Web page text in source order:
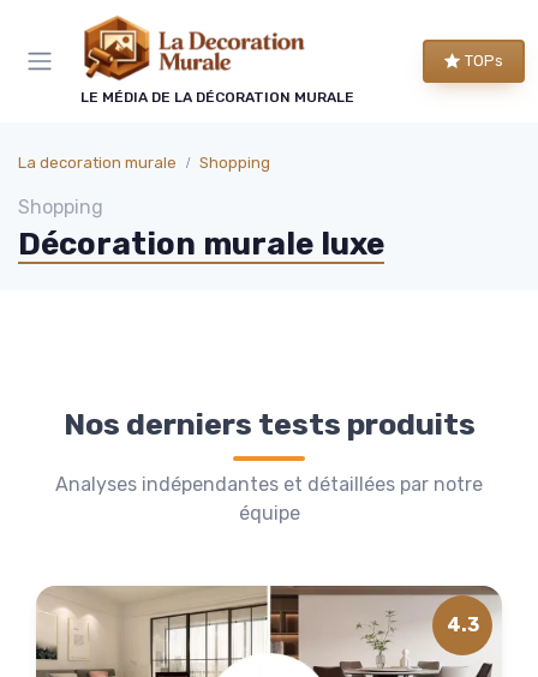
LE MÉDIA DE LA DÉCORATION MURALE
TOPs
La decoration murale Shopping
Shopping
Décoration murale luxe
Nos derniers tests produits
Analyses indépendantes et détaillées par notre
équipe
4.3
Panneau de gestion des cookies